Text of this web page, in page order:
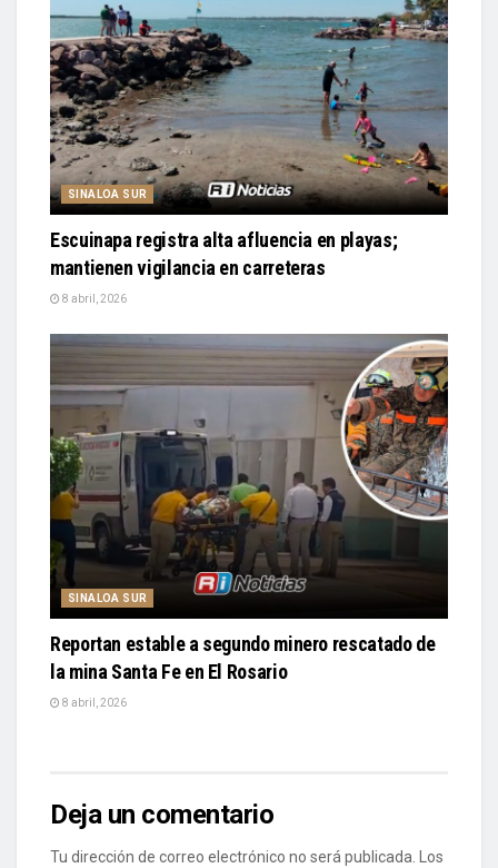
SINALOA SUR
Escuinapa registra alta afluencia en playas;
mantienen vigilancia en carreteras
8 abril, 2026
SINALOA SUR
Reportan estable a segundo minero rescatado de
la mina Santa Fe en El Rosario
8 abril, 2026
Deja un comentario
Tu dirección de correo electrónico no será publicada.
Los